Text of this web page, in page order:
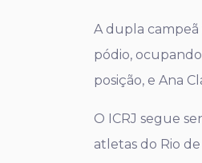
A dupla campeã
pódio, ocupando
posição, e Ana
O ICRJ segue
atletas do Rio